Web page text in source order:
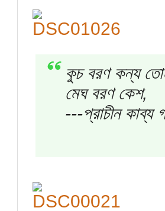
কুচ বরণ কন্য
মেঘ বরণ কেশ,
---প্রাচীন কাব্য